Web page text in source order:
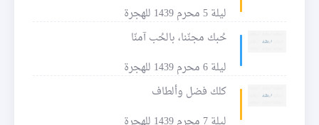
ليلة 5 محرم 1439 للهجرة
حُبك مجنّنا، بالحُب آمنّا
ليلة 6 محرم 1439 للهجرة
كلك فضل وألطاف